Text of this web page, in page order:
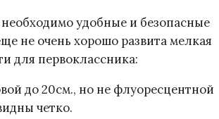
удобные и безопасные
не очень хорошо развита мелкая
для первоклассника:
до 20см., но не флуоресцентной
четко.